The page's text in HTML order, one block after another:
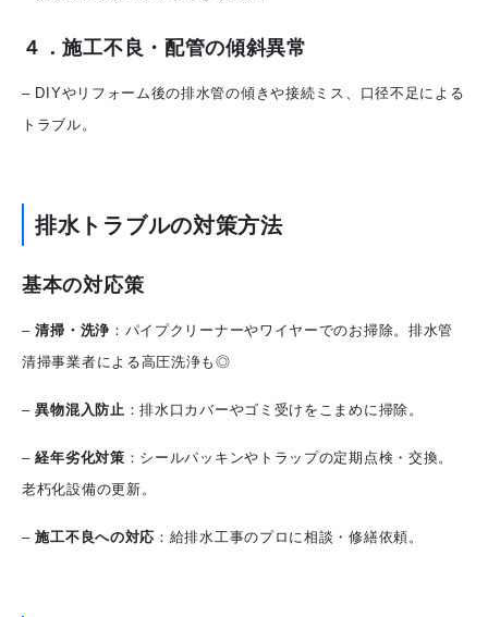
４．施工不良・配管の傾斜異常
– DIYやリフォーム後の排水管の傾きや接続ミス、口径不足による
トラブル。
排水トラブルの対策方法
基本の対応策
–清掃・洗浄 ：パイプクリーナーやワイヤーでのお掃除。排水管
清掃事業者による高圧洗浄も◎
–異物混入防止 ：排水口カバーやゴミ受けをこまめに掃除。
–経年劣化対策 ：シールパッキンやトラップの定期点検・交換。
老朽化設備の更新。
–施工不良への対応 ：給排水工事のプロに相談・修繕依頼。